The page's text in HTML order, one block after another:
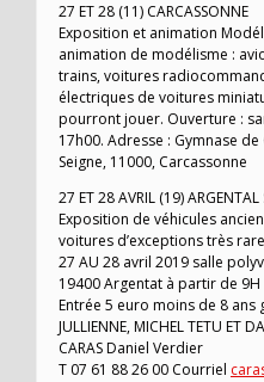
27 ET 28 (11) CARCASSONNE
Exposition et animation
animation de modélisme :
trains, voitures
électriques de voitures
pourront jouer. Ouverture :
17h00. Adresse : Gymnase
Seigne, 11000, Carcassonne
27 ET 28 AVRIL (19)
Exposition de véhicules
voitures d’exceptions très
27 AU 28 avril 2019 salle
19400 Argentat à partir de 9H
Entrée 5 euro moins de 8 ans
JULLIENNE, MICHEL TETU ET
CARAS Daniel Verdier
T 07 61 88 26 00 Courriel